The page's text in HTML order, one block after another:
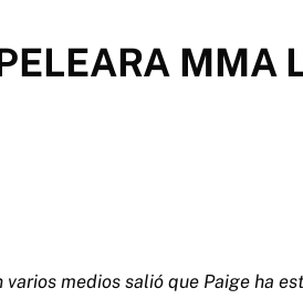
MMA
varios medios salió que Paige ha